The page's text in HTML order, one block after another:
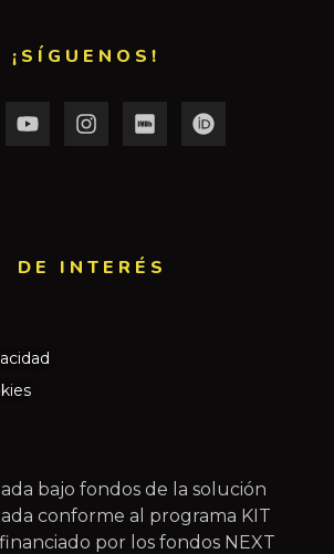
¡SÍGUENOS!
DE INTERÉS​
bajo fondos de la solución
conforme al programa KIT
por los fondos NEXT